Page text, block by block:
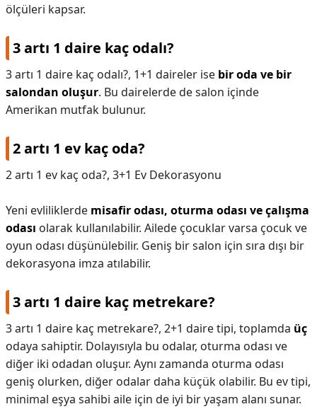
ölçüleri kapsar.
3 artı 1 daire kaç odalı?
3 artı 1 daire kaç odalı?, 1+1 daireler ise bir oda ve bir
salondan oluşur. Bu dairelerde de salon içinde
Amerikan mutfak bulunur.
2 artı 1 ev kaç oda?
2 artı 1 ev kaç oda?, 3+1 Ev Dekorasyonu
Yeni evliliklerde misafir odası, oturma odası ve çalışma
odası olarak kullanılabilir. Ailede çocuklar varsa çocuk ve
oyun odası düşünülebilir. Geniş bir salon için sıra dışı bir
dekorasyona imza atılabilir.
3 artı 1 daire kaç metrekare?
3 artı 1 daire kaç metrekare?, 2+1 daire tipi, toplamda üç
odaya sahiptir. Dolayısıyla bu odalar, oturma odası ve
diğer iki odadan oluşur. Aynı zamanda oturma odası
geniş olurken, diğer odalar daha küçük olabilir. Bu ev tipi,
minimal eşya sahibi aile için de iyi bir yaşam alanı sunar.